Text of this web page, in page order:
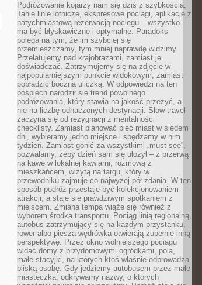
Podróżowanie kojarzy nam się dziś z szybkością.
Tanie linie lotnicze, ekspresowe pociągi, aplikacje z
natychmiastową rezerwacją noclegu – wszystko
ma być błyskawiczne i optymalne. Paradoks
polega na tym, że im szybciej się
przemieszczamy, tym mniej naprawdę widzimy.
Przelatujemy nad krajobrazami, zamiast je
doświadczać. Zatrzymujemy się na zdjęcie w
najpopularniejszym punkcie widokowym, zamiast
pobłądzić boczną uliczką. W odpowiedzi na ten
pośpiech narodził się trend powolnego
podróżowania, który stawia na jakość przeżyć, a
nie na liczbę odhaczonych destynacji. Slow travel
zaczyna się od rezygnacji z mentalności
checklisty. Zamiast planować pięć miast w siedem
dni, wybieramy jedno miejsce i spędzamy w nim
tydzień. Zamiast gonić za wszystkimi „must see”,
pozwalamy, żeby dzień sam się ułożył – z przerwą
na kawę w lokalnej kawiarni, rozmową z
mieszkańcem, wizytą na targu, który w
przewodniku zajmuje co najwyżej pół zdania. W ten
sposób podróż przestaje być kolekcjonowaniem
atrakcji, a staje się prawdziwym spotkaniem z
miejscem. Zmiana tempa wiąże się również z
wyborem środka transportu. Pociąg linią regionalną,
autobus zatrzymujący się na każdym przystanku,
rower albo piesza wędrówka otwierają zupełnie inną
perspektywę. Przez okno wolniejszego pociągu
widać domy z przydomowymi ogródkami, pola,
małe stacyjki, na których ktoś właśnie odprowadza
bliską osobę. Gdy jedziemy autobusem przez małe
miasteczka, odkrywamy nazwy, o których